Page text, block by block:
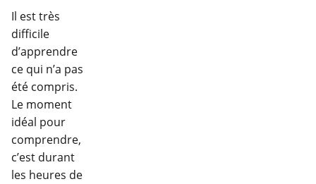
Il est très
difficile
d’apprendre
ce qui n’a pas
été compris.
Le moment
idéal pour
comprendre,
c’est durant
les heures de